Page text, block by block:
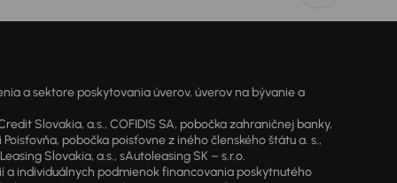
a sektore poskytovania úverov, úverov na bývanie a
Slovakia, a.s., COFIDIS SA, pobočka zahraničnej banky,
pobočka poisťovne z iného členského štátu a. s.,
Slovakia, a.s., sAutoleasing SK – s.r.o.
a individuálnych podmienok financovania poskytnutého